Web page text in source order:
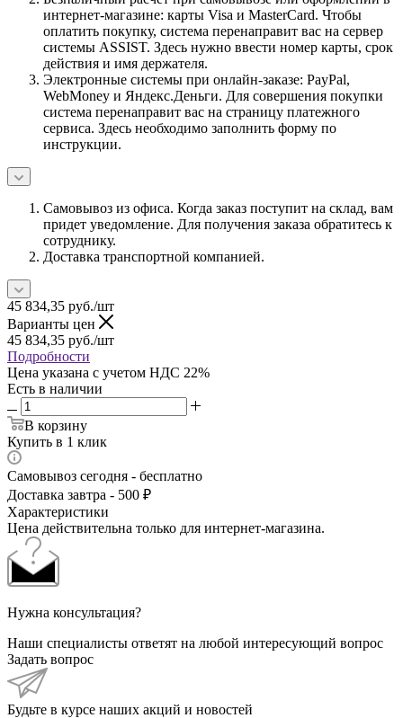
интернет-магазине: карты Visa и MasterCard. Чтобы
оплатить покупку, система перенаправит вас на сервер
системы ASSIST. Здесь нужно ввести номер карты, срок
действия и имя держателя.
Электронные системы при онлайн-заказе: PayPal,
WebMoney и Яндекс.Деньги. Для совершения покупки
система перенаправит вас на страницу платежного
сервиса. Здесь необходимо заполнить форму по
инструкции.
Самовывоз из офиса. Когда заказ поступит на склад, вам
придет уведомление. Для получения заказа обратитесь к
сотруднику.
Доставка транспортной компанией.
45 834,35 руб./шт
Варианты цен
45 834,35 руб./шт
Подробности
Цена указана с учетом НДС 22%
Есть в наличии
В корзину
Купить в 1 клик
Самовывоз сегодня - бесплатно
Доставка завтра - 500 ₽
Характеристики
Цена действительна только для интернет-магазина.
Нужна консультация?
Наши специалисты ответят на любой интересующий вопрос
Задать вопрос
Будьте в курсе наших акций и новостей